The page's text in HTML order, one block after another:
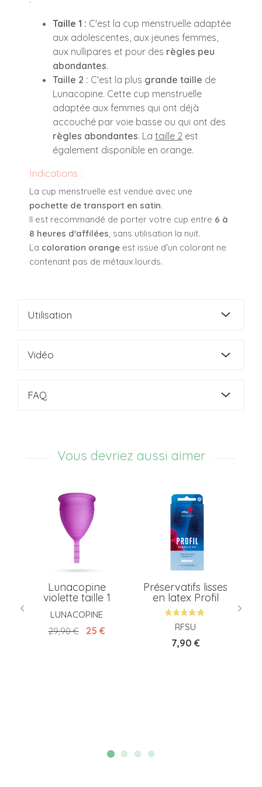
Taille 1 : C'est la cup menstruelle adaptée
aux adolescentes, aux jeunes femmes,
aux nullipares et pour des règles peu
abondantes.
Taille 2 : C'est la plus grande taille de
Lunacopine. Cette cup menstruelle
adaptée aux femmes qui ont déjà
accouché par voie basse ou qui ont des
règles abondantes. La taille 2 est
également disponible en orange.
Indications :
La cup menstruelle est vendue avec une
pochette de transport en satin.
Il est recommandé de porter votre cup entre 6 à
8 heures d'affilées, sans utilisation la nuit.
La coloration orange est issue d'un colorant ne
contenant pas de métaux lourds.
Utilisation
Vidéo
FAQ
Vous devriez aussi aimer
Lunacopine
violette taille 1
LUNACOPINE
Prix de base
29,90 € Prix
25 €
Préservatifs lisses
en latex Profil
RFSU
Prix
7,90 €